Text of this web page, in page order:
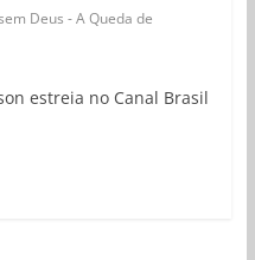
Deus - A Queda de
estreia no Canal Brasil